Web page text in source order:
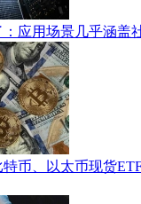
应用场景几乎涵盖
币、以太币现货